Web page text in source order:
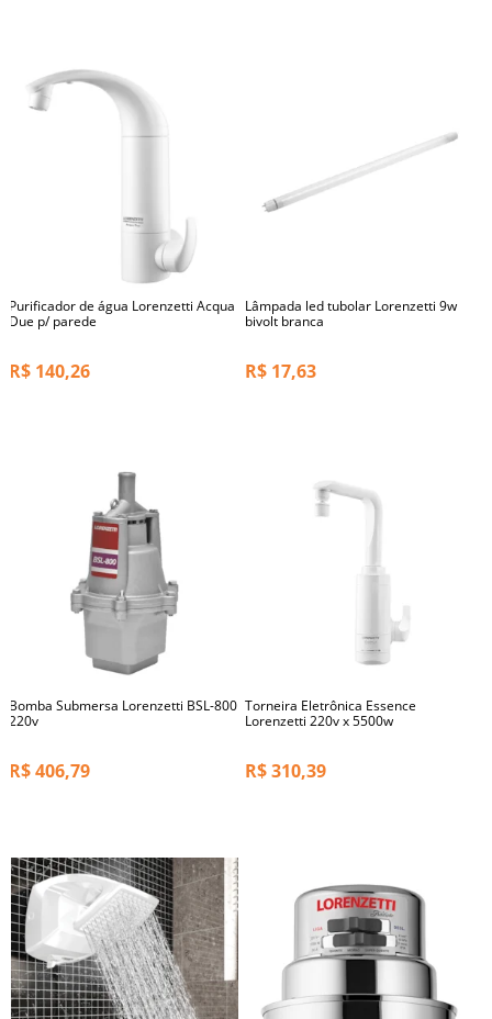
Purificador de água Lorenzetti Acqua
Due p/ parede
R$ 140,26
Lâmpada led tubolar Lorenzetti 9w
bivolt branca
R$ 17,63
Bomba Submersa Lorenzetti BSL-800
220v
R$406,79
Torneira Eletrônica Essence
Lorenzetti 220v x 5500w
R$310,39